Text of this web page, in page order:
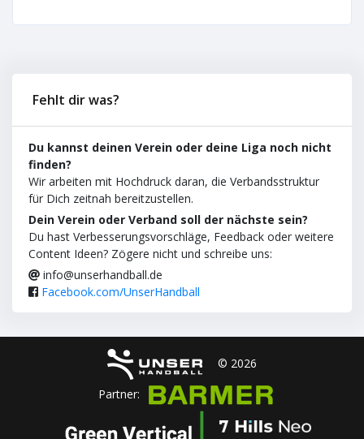
Fehlt dir was?
Du kannst deinen Verein oder deine Liga noch nicht
finden?
Wir arbeiten mit Hochdruck daran, die Verbandsstruktur
für Dich zeitnah bereitzustellen.
Dein Verein oder Verband soll der nächste sein?
Du hast Verbesserungsvorschläge, Feedback oder weitere
Content Ideen? Zögere nicht und schreibe uns:
info@unserhandball.de
Facebook.com/UnserHandball
© 2026
Partner: